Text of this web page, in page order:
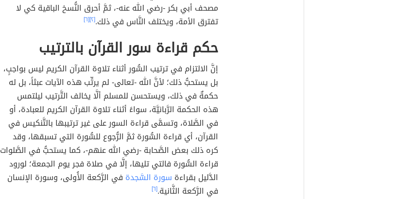
مصحف أبي بكر -رضي الله عنه-، ثمَّ أحرق النُّسخ الباقية كي لا
تفترق الأمة، ويختلف النَّاس في ذلك.[٢] [٦]
حكم قراءة سور القرآن بالترتيب
إنَّ الالتزام في ترتيب السُّور أثناء تلاوة القرآن الكريم ليس بواجبٍ،
بل يستحبُّ ذلك؛ لأنَّ الله -تعالى- لم يرتِّب هذه الآيات عبثاً، بل له
حكمةٌ في ذلك، ويستحسن للمسلم ألَّا يخالف التَّرتيب ليلتمس
هذه الحكمة الرَّبانيَّة، سواءً أثناء تلاوة القرآن الكريم للعبادة، أو
في الصَّلاة، وتسمَّى قراءة السور على غير ترتيبها بالتَّنكيس في
القرآن، أي قراءة السُّورة ثمَّ الرُّجوع للسُّورة التي تسبقها، وقد
كره ذلك بعض الصَّحابة -رضي الله عنهم-، كما يستحبُّ في الصَّلوات
قراءة السُّورة فالتي تليها، إلَّا في صلاة فجر يوم الجمعة؛ لورود
الدَّليل بقراءة سورة السَّجدة في الرَّكعة الأُولى، وسورة الإنسان
في الرَّكعة الثَّانية.[٦]